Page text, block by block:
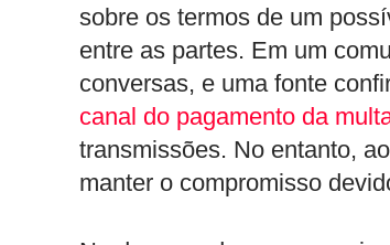
sobre os termos de um
entre as partes. Em um
conversas, e uma fonte
canal do pagamento da
transmissões. No entanto,
manter o compromisso